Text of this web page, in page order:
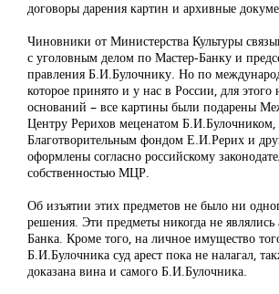
договоры дарения картин и архивные
Чиновники от Министерства Культуры
с уголовным делом по Мастер-Банку и
правления Б.И.Булочнику. Но по
которое принято и у нас в России, для этого
оснований – все картины были подарены
Центру Рерихов меценатом Б.И.Булочником,
Благотворительным фондом Е.И.Рерих и
оформлены согласно российскому
собственностью МЦР.
Об изъятии этих предметов не было ни
решения. Эти предметы никогда не
Банка. Кроме того, на личное имущество
Б.И.Булочника суд арест пока не налагал,
доказана вина и самого Б.И.Булочника.